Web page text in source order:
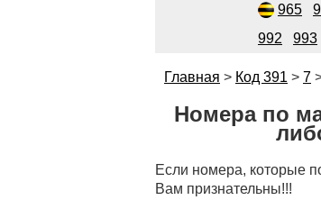
965
992
993
Главная > Код 391 > 7
Номера по
Если номера, которые
Вам признательны!!!